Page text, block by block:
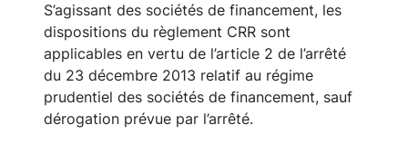
S’agissant des sociétés de financement, les
dispositions du règlement CRR sont
applicables en vertu de l’article 2 de l’arrêté
du 23 décembre 2013 relatif au régime
prudentiel des sociétés de financement, sauf
dérogation prévue par l’arrêté.